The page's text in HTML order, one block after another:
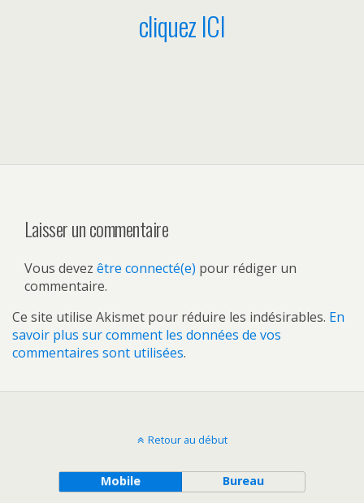
cliquez ICI
Laisser un commentaire
Vous devez être connecté(e) pour rédiger un
commentaire.
Ce site utilise Akismet pour réduire les indésirables. En
savoir plus sur comment les données de vos
commentaires sont utilisées.
Retour au début
Mobile Bureau